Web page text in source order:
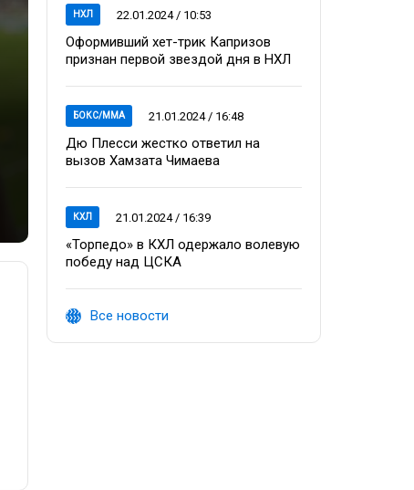
НХЛ 22.01.2024 / 10:53
Оформивший хет-трик Капризов
признан первой звездой дня в НХЛ
БОКС/ММА 21.01.2024 / 16:48
Дю Плесси жестко ответил на
вызов Хамзата Чимаева
КХЛ 21.01.2024 / 16:39
«Торпедо» в КХЛ одержало волевую
победу над ЦСКА
Все новости